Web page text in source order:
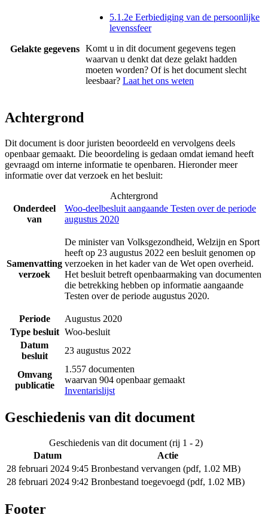
Gelakte gegevens
5.1.2e Eerbiediging van de persoonlijke
levenssfeer
Komt u in dit document gegevens tegen
waarvan u denkt dat deze gelakt hadden
moeten worden? Of is het document slecht
leesbaar? Laat het ons weten
Achtergrond
Dit document is door juristen beoordeeld en vervolgens deels
openbaar gemaakt. Die beoordeling is gedaan omdat iemand heeft
gevraagd om interne informatie te openbaren. Hieronder meer
informatie over dat verzoek en het besluit:
Achtergrond
Onderdeel
van
Woo-deelbesluit aangaande Testen over de periode
augustus 2020
Samenvatting
verzoek
De minister van Volksgezondheid, Welzijn en Sport
heeft op 23 augustus 2022 een besluit genomen op
verzoeken in het kader van de Wet open overheid.
Het besluit betreft openbaarmaking van documenten
die betrekking hebben op informatie aangaande
Testen over de periode augustus 2020.
Periode
Augustus 2020
Type besluit Woo-besluit
Datum
besluit
23 augustus 2022
Omvang
publicatie
1.557 documenten
waarvan 904 openbaar gemaakt
Inventarislijst
Geschiedenis van dit document
Geschiedenis van dit document (rij 1 - 2)
Datum
Actie
28 februari 2024 9:45 Bronbestand vervangen (pdf, 1.02 MB)
28 februari 2024 9:42 Bronbestand toegevoegd (pdf, 1.02 MB)
Footer